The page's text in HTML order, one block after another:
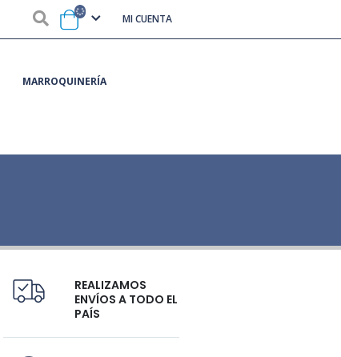
MI CUENTA
MARROQUINERÍA
REALIZAMOS
ENVÍOS A TODO EL
PAÍS